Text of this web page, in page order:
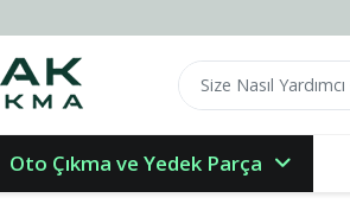
Oto Çıkma ve Yedek Parça